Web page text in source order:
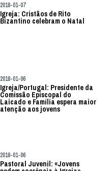
2018-01-07
Igreja: Cristãos de Rito
Bizantino celebram o Natal
2018-01-06
Igreja/Portugal: Presidente da
Comissão Episcopal do
Laicado e Família espera maior
atenção aos jovens
2018-01-06
Pastoral Juvenil: «Jovens